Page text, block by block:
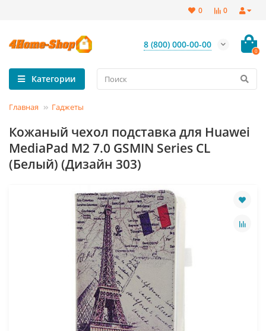
0
0
8 (800) 000-00-00
0
Категории
Главная Гаджеты
Кожаный чехол подставка для Huawei
MediaPad M2 7.0 GSMIN Series CL
(Белый) (Дизайн 303)